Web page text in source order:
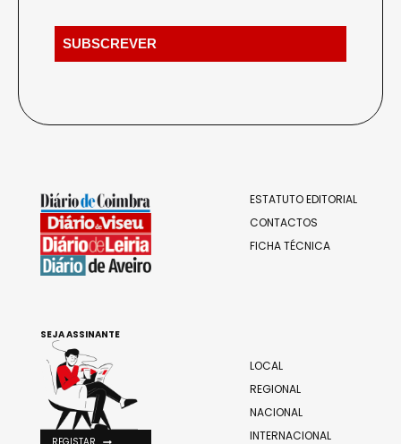
ESTATUTO EDITORIAL
CONTACTOS
FICHA TÉCNICA
LOCAL
REGIONAL
NACIONAL
INTERNACIONAL
SEJA ASSINANTE